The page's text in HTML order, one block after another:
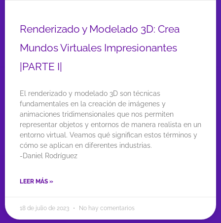
Renderizado y Modelado 3D: Crea
Mundos Virtuales Impresionantes
|PARTE I|
El renderizado y modelado 3D son técnicas
fundamentales en la creación de imágenes y
animaciones tridimensionales que nos permiten
representar objetos y entornos de manera realista en un
entorno virtual. Veamos qué significan estos términos y
cómo se aplican en diferentes industrias.
-Daniel Rodríguez
LEER MÁS »
18 de julio de 2023 No hay comentarios